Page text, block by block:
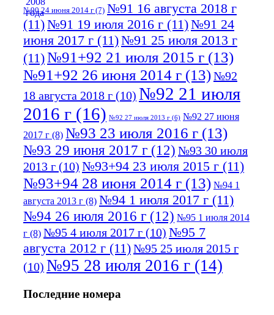
№90 24 июня 2014 г (7) №91 16 августа 2018 г
(11)№91 19 июля 2016 г (11)№91 24
июня 2017 г (11)№91 25 июля 2013 г
(11)№91+92 21 июля 2015 г (13)
№91+92 26 июня 2014 г (13)№92
18 августа 2018 г (10) №92 21 июля
2016 г (16) №92 27 июля 2013 г (6) №92 27 июня
2017 г (8) №93 23 июля 2016 г (13)
№93 29 июня 2017 г (12) №93 30 июля
2013 г (10) №93+94 23 июля 2015 г (11)
№93+94 28 июня 2014 г (13) №94 1
августа 2013 г (8) №94 1 июля 2017 г (11)
№94 26 июля 2016 г (12) №95 1 июля 2014
г (8) №95 4 июля 2017 г (10) №95 7
августа 2012 г (11)№95 25 июля 2015 г
(10) №95 28 июля 2016 г (14)
июля 2017 г(11)№96 9 августа 2012
Последние номера